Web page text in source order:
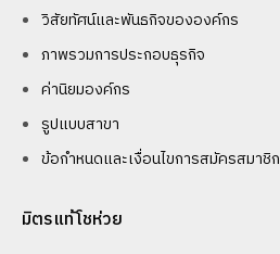
วิสัยทัศน์และพันธกิจขององค์กร
ภาพรวมการประกอบธุรกิจ
ค่านิยมองค์กร
รูปแบบสาขา
ข้อกำหนดและเงื่อนไขการสมัครสมาชิก
มิตรแท้โชห่วย